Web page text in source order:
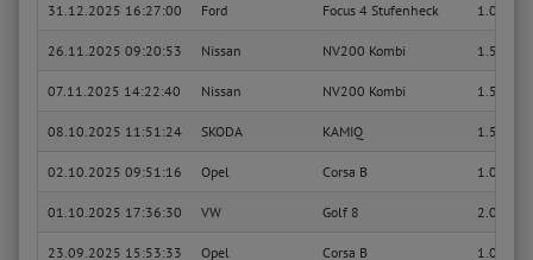
31.12.2025 16:27:00 Ford Focus 4 Stufenheck 1.0
26.11.2025 09:20:53 Nissan NV200 Kombi 1.5 dCi
07.11.2025 14:22:40 Nissan NV200 Kombi 1.5 dCi
08.10.2025 11:51:24 SKODA KAMIQ 1.5 TSI
02.10.2025 09:51:16 Opel Corsa B 1.0 i
01.10.2025 17:36:30 VW Golf 8 2.0 TDI
23.09.2025 15:53:33 Opel Corsa B 1.0 i